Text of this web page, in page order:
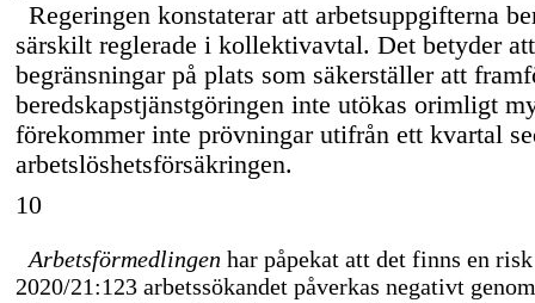
Regeringen konstaterar att arbetsuppgifterna
särskilt reglerade i kollektivavtal. Det betyder
begränsningar på plats som säkerställer att
beredskapstjänstgöringen inte utökas orimligt
förekommer inte prövningar utifrån ett kvartal
arbetslöshetsförsäkringen.
10
Arbetsförmedlingen har påpekat att det finns en
2020/21:123 arbetssökandet påverkas negativt